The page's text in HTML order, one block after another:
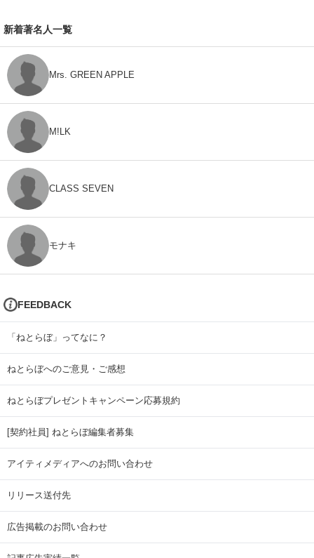
新着著名人一覧
Mrs. GREEN APPLE
M!LK
CLASS SEVEN
モナキ
FEEDBACK
「ねとらぼ」ってなに？
ねとらぼへのご意見・ご感想
ねとらぼプレゼントキャンペーン応募規約
[契約社員] ねとらぼ編集者募集
アイティメディアへのお問い合わせ
リリース送付先
広告掲載のお問い合わせ